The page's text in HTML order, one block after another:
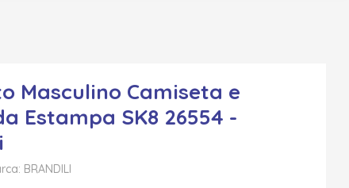
Masculino Camiseta e
Estampa SK8 26554 -
BRANDILI